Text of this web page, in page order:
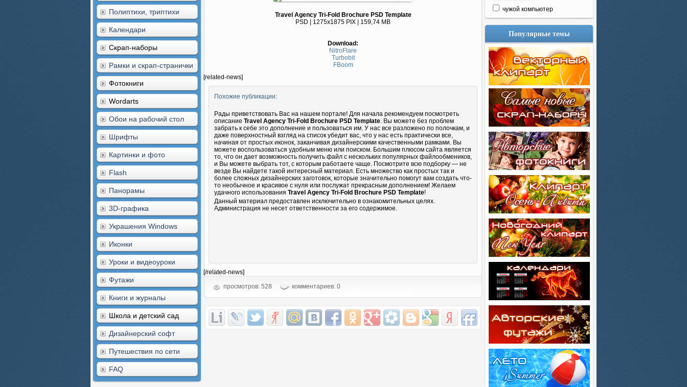
Полиптихи, триптихи
Календари
Скрап-наборы
Рамки и скрап-странички
Фотокниги
Wordarts
Обои на рабочий стол
Шрифты
Картинки и фото
Flash
Панорамы
3D-графика
Украшения Windows
Иконки
Уроки и видеоуроки
Футажи
Книги и журналы
Школа и детский сад
Дизайнерский софт
Путешествия по сети
FAQ
Travel Agency Tri-Fold Brochure PSD Template
PSD | 1275x1875 PIX | 159,74 MB
Download:
NitroFlare
Turbobit
FBoom
[related-news]
Похожие публикации:
Рады приветствовать Вас на нашем портале! Для начала рекомендуем посмотреть
описание Travel Agency Tri-Fold Brochure PSD Template. Вы можете без проблем
забрать к себе это дополнение и пользоваться им. У нас все разложено по полочкам, и
даже поверхностный взгляд на список убедит вас, что у нас есть практически все,
начиная от простых иконок, заканчивая дизайнерскими качественными рамками. Вы
можете воспользоваться удобным меню или поиском. Большим плюсом сайта является
то, что он дает возможность получить файл с нескольких популярных файлообмеников,
и Вы можете выбрать тот, с которым работаете чаще. Посмотрите всю подборку — не
везде Вы найдете такой интересный материал. Есть множество как простых так и
более сложных дизайнерских заготовок, которые значительно помогут вам создать что-
то необычное и красивое с нуля или послужат прекрасным дополнением! Желаем
удачного использования Travel Agency Tri-Fold Brochure PSD Template!
Данный материал предоставлен исключительно в ознакомительных целях.
Администрация не несет ответственности за его содержимое.
[/related-news]
просмотров: 528
комментариев: 0
чужой компьютер
Популярные темы